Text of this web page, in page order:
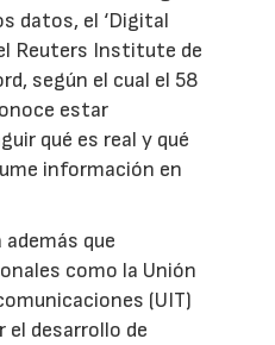
datos, el ‘Digital
Reuters Institute de
según el cual el 58
estar
qué es real y qué
información en
que
como la Unión
(UIT)
el desarrollo de